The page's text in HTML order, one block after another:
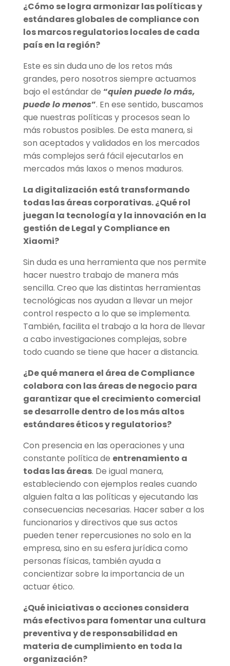
¿Cómo se logra armonizar las políticas y
estándares globales de compliance con
los marcos regulatorios locales de cada
país en la región?
Este es sin duda uno de los retos más
grandes, pero nosotros siempre actuamos
bajo el estándar de “quien puede lo más,
puede lo menos”. En ese sentido, buscamos
que nuestras políticas y procesos sean lo
más robustos posibles. De esta manera, si
son aceptados y validados en los mercados
más complejos será fácil ejecutarlos en
mercados más laxos o menos maduros.
La digitalización está transformando
todas las áreas corporativas. ¿Qué rol
juegan la tecnología y la innovación en la
gestión de Legal y Compliance en
Xiaomi?
Sin duda es una herramienta que nos permite
hacer nuestro trabajo de manera más
sencilla. Creo que las distintas herramientas
tecnológicas nos ayudan a llevar un mejor
control respecto a lo que se implementa.
También, facilita el trabajo a la hora de llevar
a cabo investigaciones complejas, sobre
todo cuando se tiene que hacer a distancia.
¿De qué manera el área de Compliance
colabora con las áreas de negocio para
garantizar que el crecimiento comercial
se desarrolle dentro de los más altos
estándares éticos y regulatorios?
Con presencia en las operaciones y una
constante política de entrenamiento a
todas las áreas. De igual manera,
estableciendo con ejemplos reales cuando
alguien falta a las políticas y ejecutando las
consecuencias necesarias. Hacer saber a los
funcionarios y directivos que sus actos
pueden tener repercusiones no solo en la
empresa, sino en su esfera jurídica como
personas físicas, también ayuda a
concientizar sobre la importancia de un
actuar ético.
¿Qué iniciativas o acciones considera
más efectivos para fomentar una cultura
preventiva y de responsabilidad en
materia de cumplimiento en toda la
organización?